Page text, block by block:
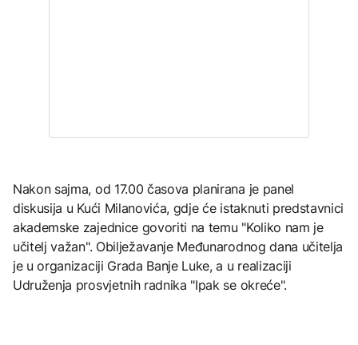
Nakon sajma, od 17.00 časova planirana je panel
diskusija u Kući Milanovića, gdje će istaknuti predstavnici
akademske zajednice govoriti na temu "Koliko nam je
učitelj važan". Obilježavanje Međunarodnog dana učitelja
je u organizaciji Grada Banje Luke, a u realizaciji
Udruženja prosvjetnih radnika "Ipak se okreće".